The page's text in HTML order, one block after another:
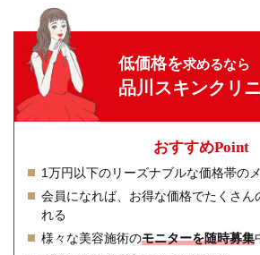
低価格を求めるなら
品川スキンクリ
おすすめPoint
1万円以下のリーズナブルな価格帯の
会員になれば、お得な価格でたくさん
れる
様々な美容施術のモニターを随時募集